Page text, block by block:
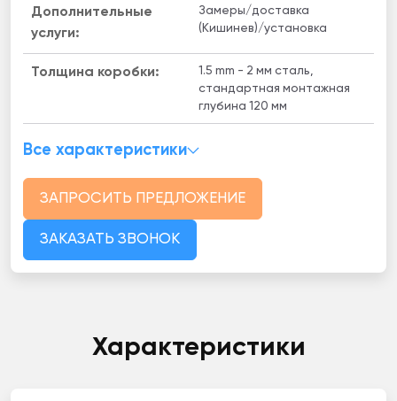
Дополнительные
услуги:
Замеры/доставка
(Кишинев)/установка
Толщина коробки:
1.5 mm - 2 мм сталь,
стандартная монтажная
глубина 120 мм
Все характеристики
ЗАПРОСИТЬ ПРЕДЛОЖЕНИЕ
ЗАКАЗАТЬ ЗВОНОК
Характеристики